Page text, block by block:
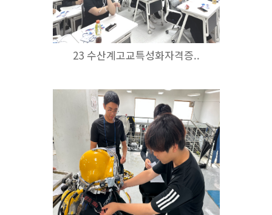
23 수산계고교특성화자격증..